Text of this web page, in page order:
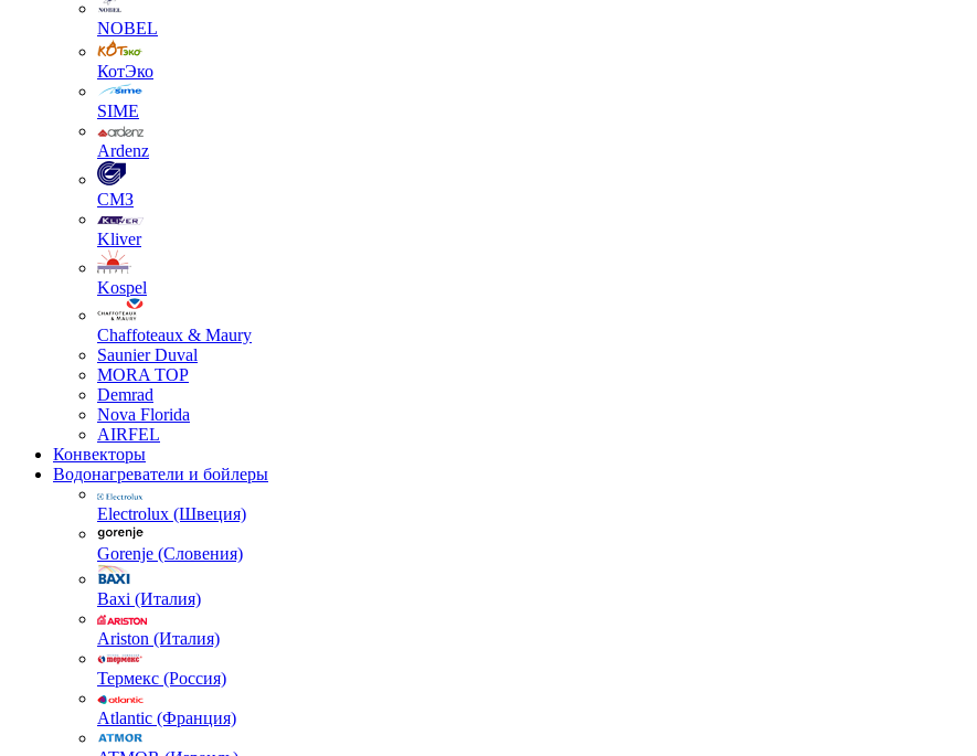
NOBEL
КотЭко
SIME
Ardenz
СМЗ
Kliver
Kospel
Chaffoteaux & Maury
Saunier Duval
MORA TOP
Demrad
Nova Florida
AIRFEL
Конвекторы
Водонагреватели и бойлеры
Electrolux (Швеция)
Gorenje (Словения)
Baxi (Италия)
Ariston (Италия)
Термекс (Россия)
Atlantic (Франция)